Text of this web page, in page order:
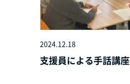
2024.12.18
支援員による手話講座